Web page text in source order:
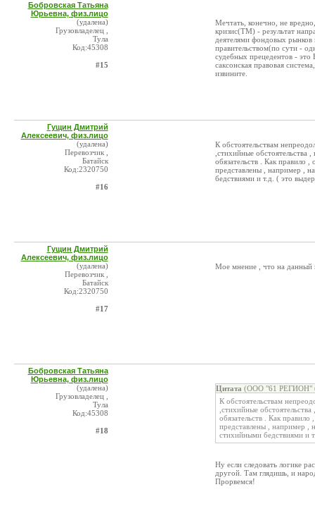
Бобровская Татьяна
Юрьевна, физ.лицо
(удалена)
Грузовладелец ,
Тула
Код:45308
#15
Мечтать, конечно, не вредно,
кризис(ТМ) - результат
деятелями фондовых
правительством(по сути -
судебных прецедентов -
саксонская правовая
извините.
Гущин Дмитрий
Алексеевич, физ.лицо
(удалена)
Перевозчик ,
Батайск
Код:2320750
#16
К обстоятельствам
,стихийные обстоятельства
обязательств . Как правило
представлены , например ,
бедствиями и т.д. ( это
Гущин Дмитрий
Алексеевич, физ.лицо
(удалена)
Перевозчик ,
Батайск
Код:2320750
#17
Мое мнение , что на данный
Бобровская Татьяна
Юрьевна, физ.лицо
(удалена)
Грузовладелец ,
Тула
Код:45308
#18
Цитата (ООО "61 РЕГИОН"
К обстоятельствам
,стихийные
обязательств . Как
представлены , например ,
стихийными бедствиями и
Ну если следовать логике
другой. Там глядишь, и
Прорвемся!